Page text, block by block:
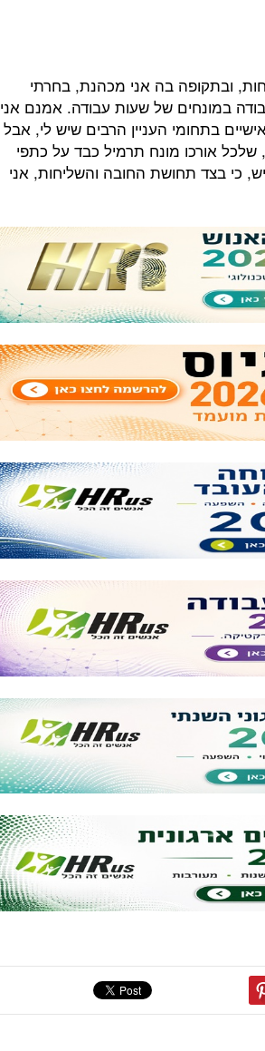
ובתקופה בה אני מכהנת, בחרתי
במונחים של שעות עבודה. אמנם אני
בתחומי העניין הרבים שיש לי, אבל
אורכו מונח תרמיל כבד על כתפי
כי בצד תחושת החובה והשליחות, אני